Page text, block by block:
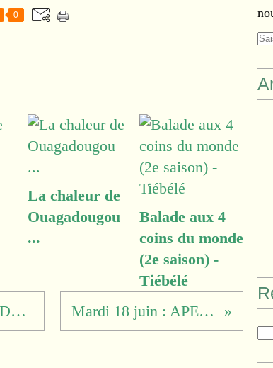
0
La chaleur de
Ouagadougou
...
Balade aux 4
coins du monde
(2e saison) -
Tiébélé
ATELIERS SCULPTURE DE BRONZE avec MALICK GUIRA du BURKINA FASO
Mardi 18 juin : APERO-CULTUREL « Yayème et le Sénégal »